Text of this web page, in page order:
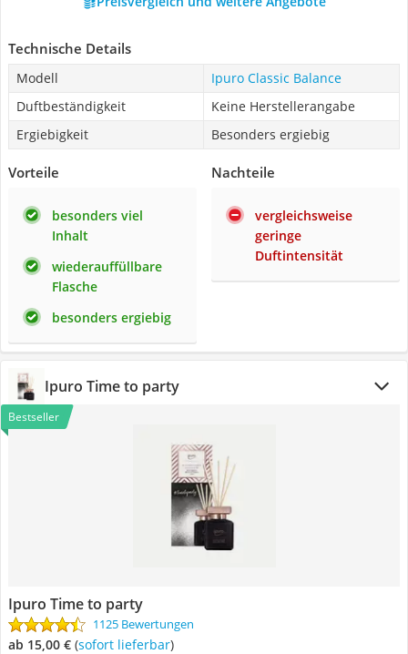
Technische Details
Modell
Ipuro Classic Balance
Duftbeständigkeit
Keine Herstellerangabe
Ergiebigkeit
Besonders ergiebig
Vorteile
besonders viel
Inhalt
wiederauffüllbare
Flasche
besonders ergiebig
Nachteile
vergleichsweise
geringe
Duftintensität
Ipuro Time to party
Bestseller
Ipuro Time to party
1125 Bewertungen
ab 15,00 € ( Sofort lieferbar)